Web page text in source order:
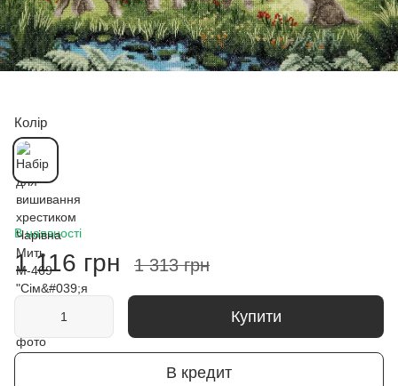
Колір
В наявності
1 116 грн 1 313 грн
Купити
В кредит